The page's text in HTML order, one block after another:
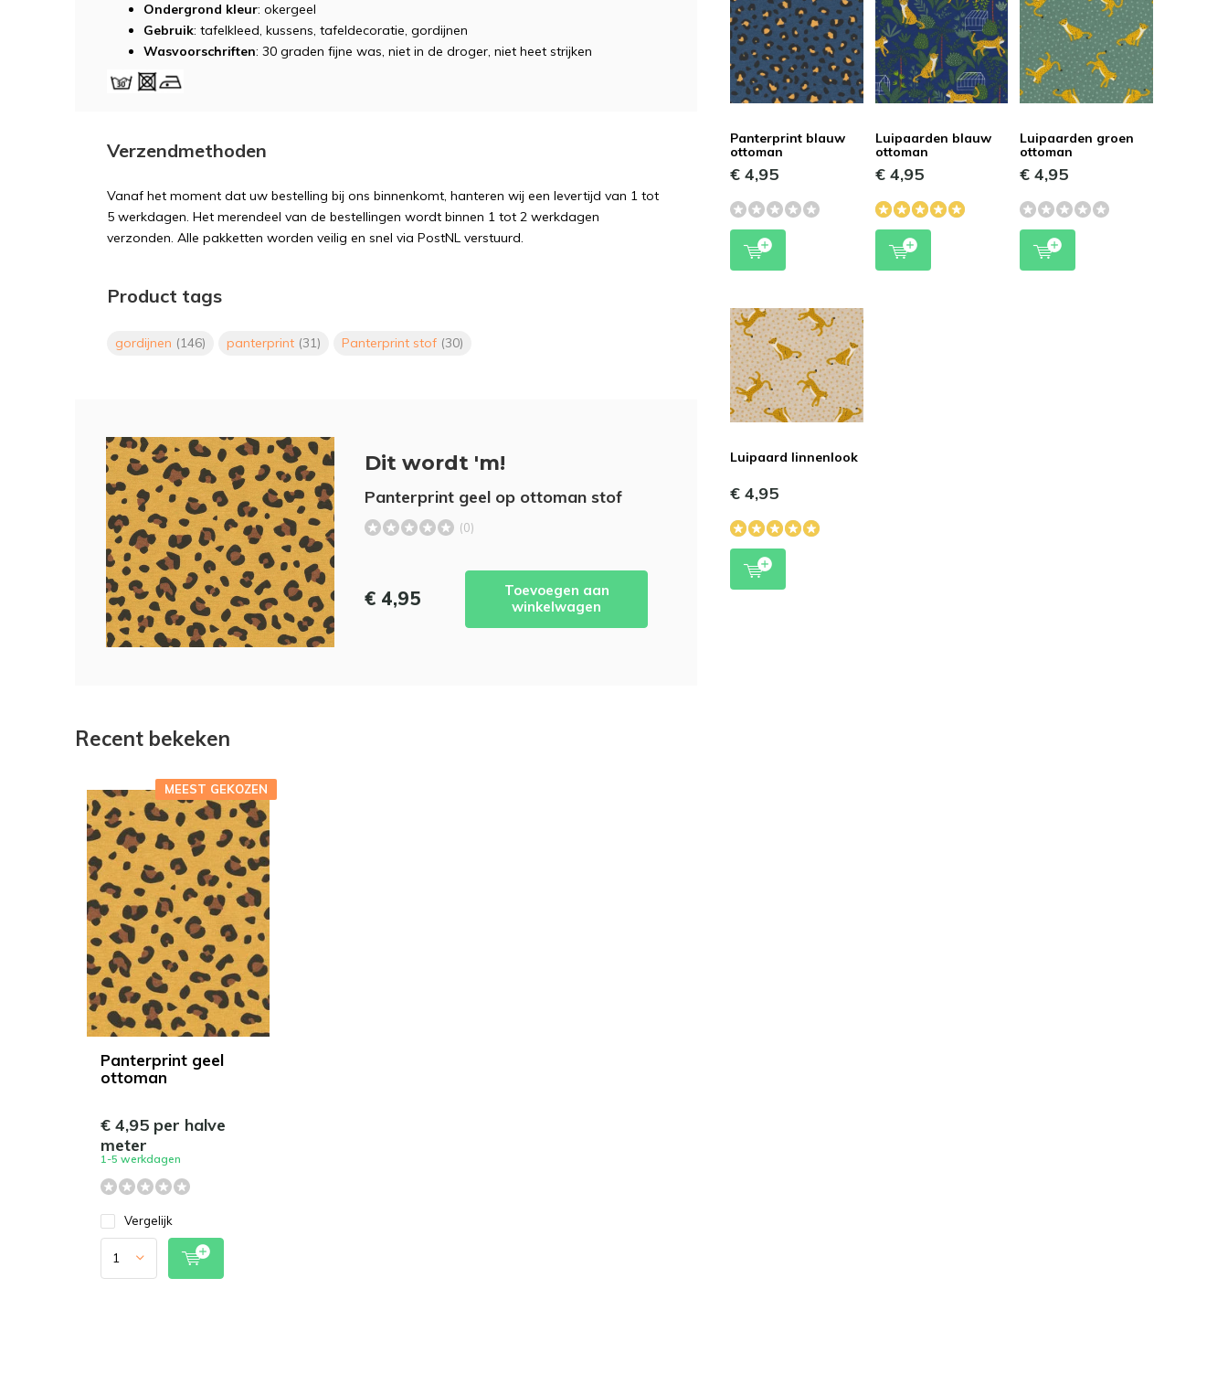
Ondergrond kleur: okergeel
Gebruik: tafelkleed, kussens, tafeldecoratie, gordijnen
Wasvoorschriften: 30 graden fijne was, niet in de droger, niet heet strijken
Verzendmethoden
Vanaf het moment dat uw bestelling bij ons binnenkomt, hanteren wij een levertijd van 1 tot
5 werkdagen. Het merendeel van de bestellingen wordt binnen 1 tot 2 werkdagen
verzonden. Alle pakketten worden veilig en snel via PostNL verstuurd.
Product tags
gordijnen (146) panterprint (31) Panterprint stof (30)
Dit wordt 'm!
Panterprint geel op ottoman stof
(0)
€ 4,95
Toevoegen aan
winkelwagen
Panterprint blauw
ottoman
€ 4,95
Luipaarden blauw
ottoman
€ 4,95
Luipaarden groen
ottoman
€ 4,95
Luipaard linnenlook
€ 4,95
Recent bekeken
Panterprint geel
ottoman
MEEST GEKOZEN
€ 4,95 per halve
meter
1-5 werkdagen
Vergelijk